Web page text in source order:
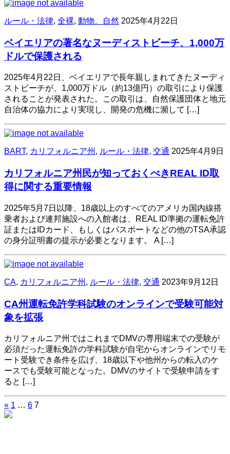
ルール・法律, 全裸, 動物、自然 2025年4月22日
ベイエリアの著名なヌーディストビーチ、1,000万
ドルで保護される
2025年4月22日、ベイエリアで長年親しまれてきたヌーディ
ストビーチが、1,000万ドル（約13億円）の取引により保護
されることが発表された。​この取引は、自然保護団体と地元
自治体の協力により実現し、開発の危機に瀕して […]
BART, カリフォルニア州 , ルール・法律, 交通 2025年4月9日
カリフォルニア州民が知っておくべきREAL ID取
得に関する重要情報
2025年5月7日以降、18歳以上のすべてのアメリカ国内線搭
乗者および連邦施設への入館者は、REAL ID準拠の運転免許
証またはIDカード、もしくはパスポートなどの他のTSA承認
の身分証明書の提示が必要となります。 ​A […]
CA, カリフォルニア州 , ルール・法律, 交通 2023年9月12日
CA州運転免許学科試験のオンラインで受験可能対
象を拡張
カリフォルニア州ではこれまでDMVの専用端末での受験が
必須だった運転免許の学科試験が自宅からオンラインでリモ
ート受験でき条件を広げ、18歳以下や他州からの転入のケ
ースでも受験可能となった。DMVのサイトで受験申請をす
ると […]
投
« 1 … 6 7